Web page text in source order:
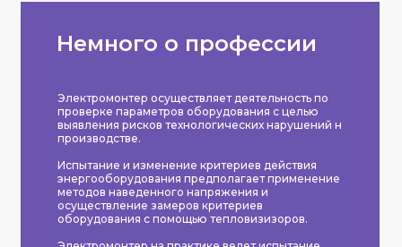
Немного о профессии
Электромонтер осуществляет деятельность по
проверке параметров оборудования с целью
выявления рисков технологических нарушений н
производстве.
Испытание и изменение критериев действия
энергооборудования предполагает применение
методов наведенного напряжения и
осуществление замеров критериев
оборудования с помощью тепловизизоров.